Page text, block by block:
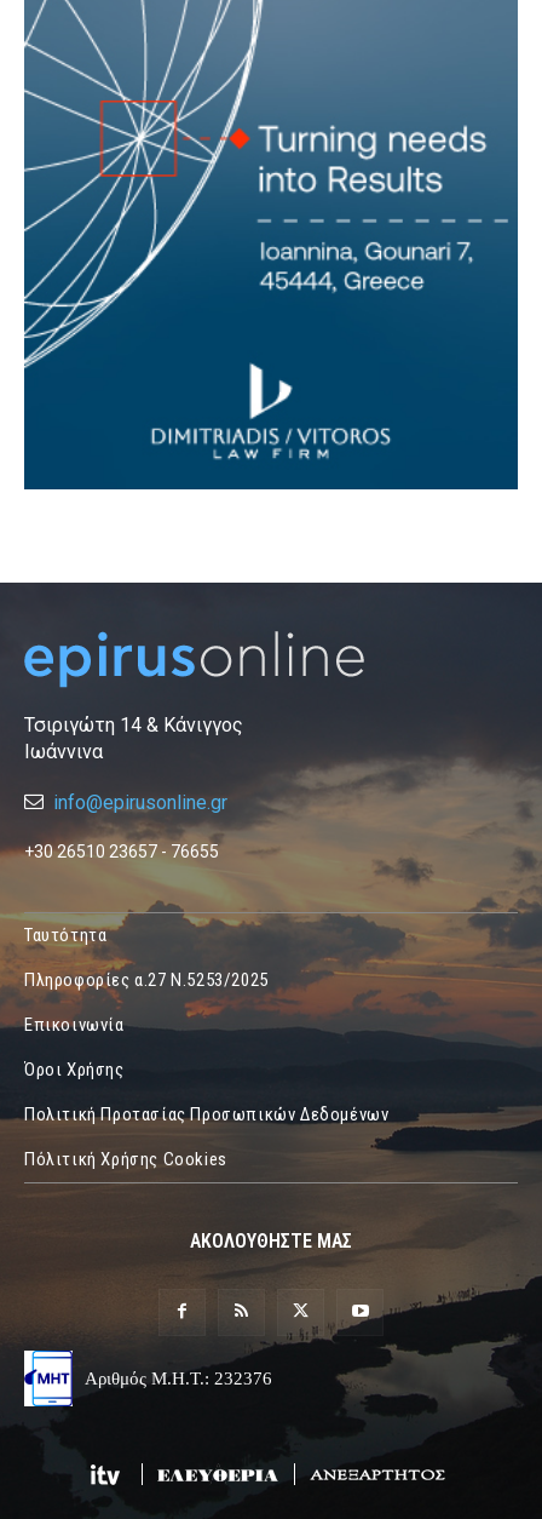
Τσιριγώτη 14 & Κάνιγγος
Ιωάννινα
info@epirusonline.gr
+30 26510 23657 - 76655
Ταυτότητα
Πληροφορίες α.27 Ν.5253/2025
Επικοινωνία
Όροι Χρήσης
Πολιτική Προτασίας Προσωπικών Δεδομένων
Πόλιτική Χρήσης Cookies
ΑΚΟΛΟΥΘΗΣΤΕ ΜΑΣ
Αριθμός Μ.Η.Τ.: 232376